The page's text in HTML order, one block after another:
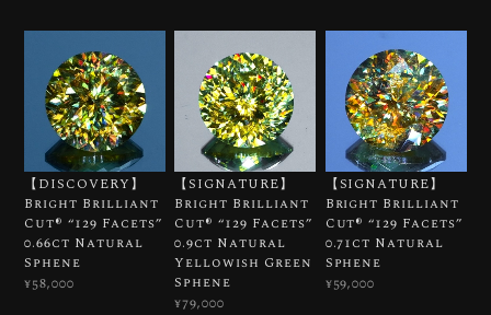
【DISCOVERY】
Bright Brilliant
Cut®︎ “129 Facets”
0.66ct Natural
Sphene
¥58,000
【SIGNATURE】
Bright Brilliant
Cut®︎ “129 Facets”
0.9ct Natural
Yellowish Green
Sphene
¥79,000
【SIGNATURE】
Bright Brilliant
Cut®︎ “129 Facets”
0.71ct Natural
Sphene
¥59,000